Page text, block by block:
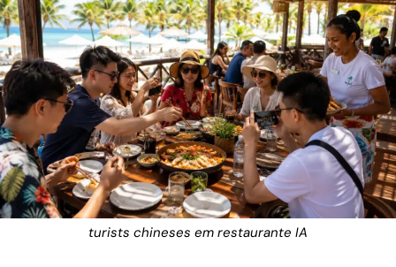
turists chineses em restaurante IA